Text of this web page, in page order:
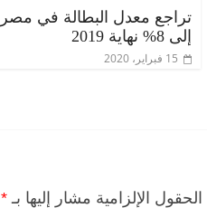
تراجع معدل البطالة في مصر
إلى 8% نهاية 2019
15 فبراير، 2020
الحقول الإلزامية مشار إليها بـ *